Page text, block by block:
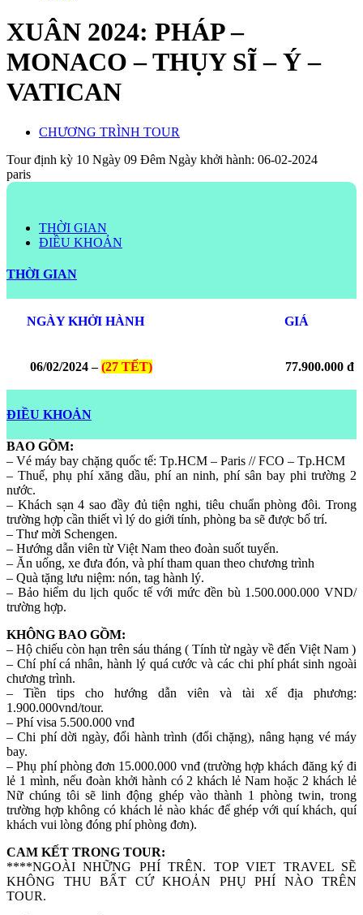
XUÂN 2024: PHÁP –
MONACO – THỤY SĨ – Ý –
VATICAN
CHƯƠNG TRÌNH TOUR
Tour định kỳ 10 Ngày 09 Đêm Ngày khởi hành: 06-02-2024
paris
THỜI GIAN
ĐIỀU KHOẢN
THỜI GIAN
NGÀY KHỞI HÀNH GIÁ
06/02/2024 –(27 TẾT) 77.900.000 đ
ĐIỀU KHOẢN
BAO GỒM:
– Vé máy bay chặng quốc tế: Tp.HCM – Paris // FCO – Tp.HCM
– Thuế, phụ phí xăng dầu, phí an ninh, phí sân bay phi trường 2
nước.
– Khách sạn 4 sao đầy đủ tiện nghi, tiêu chuẩn phòng đôi. Trong
trường hợp cần thiết vì lý do giới tính, phòng ba sẽ được bố trí.
– Thư mời Schengen.
– Hướng dẫn viên từ Việt Nam theo đoàn suốt tuyến.
– Ăn uống, xe đưa đón, và phí tham quan theo chương trình
– Quà tặng lưu niệm: nón, tag hành lý.
– Bảo hiểm du lịch quốc tế với mức đền bù 1.500.000.000 VND/
trường hợp.
KHÔNG BAO GỒM:
– Hộ chiếu còn hạn trên sáu tháng ( Tính từ ngày về đến Việt Nam )
– Chí phí cá nhân, hành lý quá cước và các chi phí phát sinh ngoài
chương trình.
– Tiền tips cho hướng dẫn viên và tài xế địa phương:
1.900.000vnd/tour.
– Phí visa 5.500.000 vnđ
– Chi phí dời ngày, đổi hành trình (đổi chặng), nâng hạng vé máy
bay.
– Phụ phí phòng đơn 15.000.000 vnđ (trường hợp khách đăng ký đi
lẻ 1 mình, nếu đoàn khởi hành có 2 khách lẻ Nam hoặc 2 khách lẻ
Nữ chúng tôi sẽ linh động ghép vào thành 1 phòng twin, trong
trường hợp không có khách lẻ nào khác để ghép với quí khách, quí
khách vui lòng đóng phí phòng đơn).
CAM KẾT TRONG TOUR:
****NGOÀI NHỮNG PHÍ TRÊN. TOP VIET TRAVEL SẼ
KHÔNG THU BẤT CỨ KHOẢN PHỤ PHÍ NÀO TRÊN
TOUR.